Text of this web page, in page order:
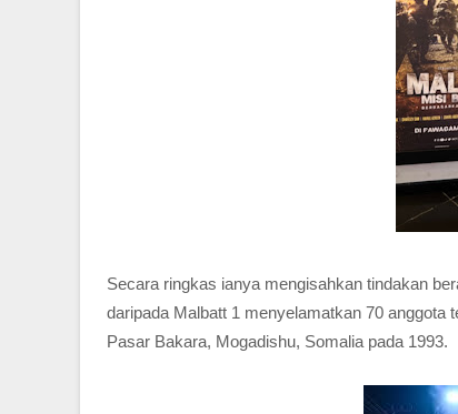
Secara ringkas ianya mengisahkan tindakan
daripada Malbatt 1 menyelamatkan 70 anggota
Pasar Bakara, Mogadishu, Somalia pada 1993.